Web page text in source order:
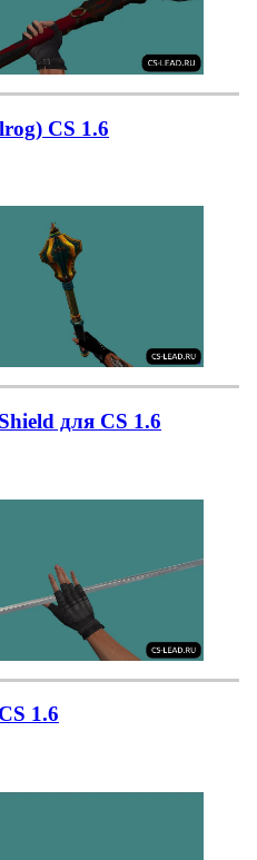
CS 1.6
для CS 1.6
1.6